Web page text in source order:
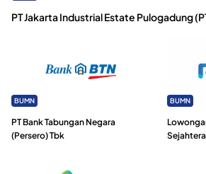
PT Jakarta Industrial Estate Pulogadung
BUMN
PT Bank Tabungan Negara
(Persero) Tbk
BUMN